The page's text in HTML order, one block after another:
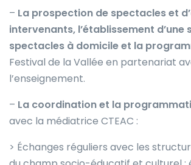
– La prospection de spectacles et
intervenants, l’établissement d’une
spectacles à domicile et la
Festival de la Vallée en partenariat
l’enseignement.
– La coordination et la
avec la médiatrice CTEAC :
> Échanges réguliers avec les